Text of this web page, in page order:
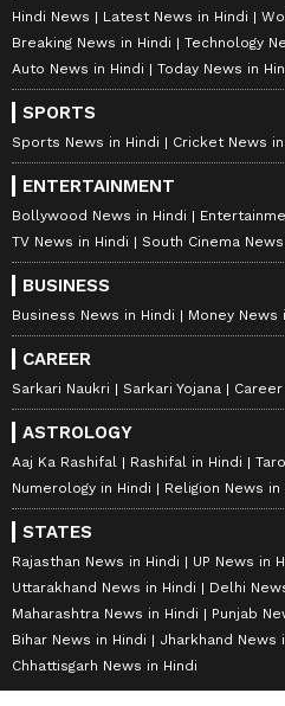
Hindi News Latest News in Hindi
Breaking News in Hindi
Technology
Auto News in Hindi
Today News in
SPORTS
Sports News in Hindi Cricket News
ENTERTAINMENT
Bollywood News in Hindi
TV News in Hindi
South Cinema News
BUSINESS
Business News in Hindi Money News
CAREER
Sarkari Naukri Sarkari Yojana
ASTROLOGY
Aaj Ka Rashifal Rashifal in Hindi
Numerology in Hindi
Religion News in
STATES
Rajasthan News in Hindi
UP News in
Uttarakhand News in Hindi
Delhi
Maharashtra News in Hindi
Punjab
Bihar News in Hindi
Jharkhand News
Chhattisgarh News in Hindi